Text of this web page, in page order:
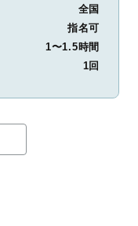
全国
指名可
1〜1.5時間
1回